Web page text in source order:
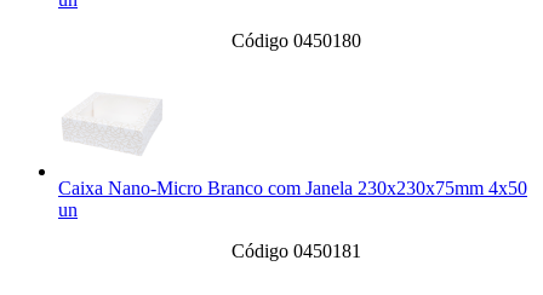
Código 0450180
Caixa Nano-Micro Branco com Janela 230x230x75mm 4x50
un
Código 0450181